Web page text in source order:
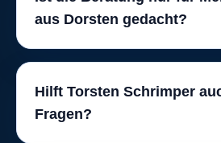
aus Dorsten gedacht?
Hilft Torsten Schrimper
Fragen?